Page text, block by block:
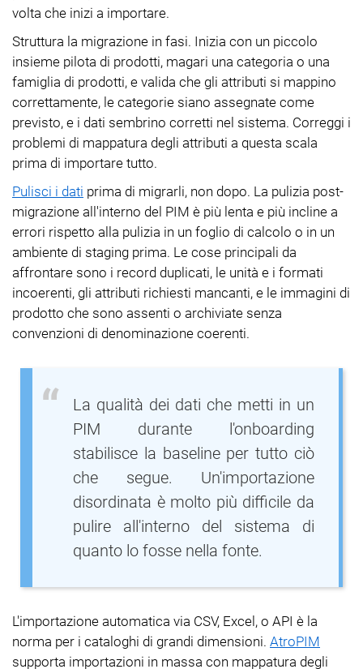
volta che inizi a importare.
Struttura la migrazione in fasi. Inizia con un piccolo
insieme pilota di prodotti, magari una categoria o una
famiglia di prodotti, e valida che gli attributi si mappino
correttamente, le categorie siano assegnate come
previsto, e i dati sembrino corretti nel sistema. Correggi i
problemi di mappatura degli attributi a questa scala
prima di importare tutto.
Pulisci i dati prima di migrarli, non dopo. La pulizia post-
migrazione all'interno del PIM è più lenta e più incline a
errori rispetto alla pulizia in un foglio di calcolo o in un
ambiente di staging prima. Le cose principali da
affrontare sono i record duplicati, le unità e i formati
incoerenti, gli attributi richiesti mancanti, e le immagini di
prodotto che sono assenti o archiviate senza
convenzioni di denominazione coerenti.
La qualità dei dati che metti in un
PIM durante l'onboarding
stabilisce la baseline per tutto ciò
che segue. Un'importazione
disordinata è molto più difficile da
pulire all'interno del sistema di
quanto lo fosse nella fonte.
L'importazione automatica via CSV, Excel, o API è la
norma per i cataloghi di grandi dimensioni. AtroPIM
supporta importazioni in massa con mappatura degli